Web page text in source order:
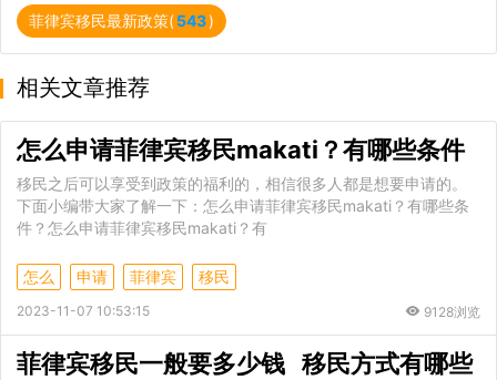
菲律宾移民最新政策(543)
相关文章推荐
怎么申请菲律宾移民makati？有哪些条件
移民之后可以享受到政策的福利的，相信很多人都是想要申请的。
下面小编带大家了解一下：怎么申请菲律宾移民makati？有哪些条
件？怎么申请菲律宾移民makati？有
怎么 申请 菲律宾 移民
2023-11-07 10:53:15 9128浏览
菲律宾移民一般要多少钱 移民方式有哪些